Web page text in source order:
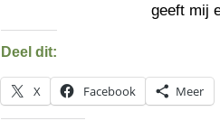
geeft mij
Deel dit:
X Facebook Meer